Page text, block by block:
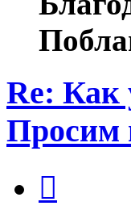
Re: Как
Просим